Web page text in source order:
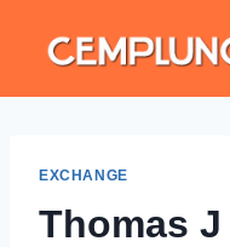
EXCHANGE
Thomas